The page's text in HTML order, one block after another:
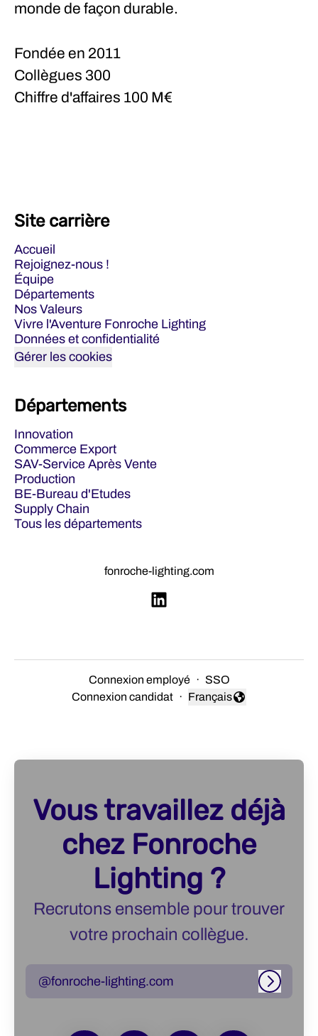
monde de façon durable.
Fondée en 2011
Collègues 300
Chiffre d'affaires 100 M€
Site carrière
Accueil
Rejoignez-nous !
Équipe
Départements
Nos Valeurs
Vivre l'Aventure Fonroche Lighting
Données et confidentialité
Gérer les cookies
Départements
Innovation
Commerce Export
SAV-Service Après Vente
Production
BE-Bureau d'Etudes
Supply Chain
Tous les départements
fonroche-lighting.com
Connexion employé · SSO
Connexion candidat ·
Changer la langue
Français
Vous travaillez déjà
chez Fonroche
Lighting ?
Recrutons ensemble pour trouver
votre prochain collègue.
@fonroche-lighting.com